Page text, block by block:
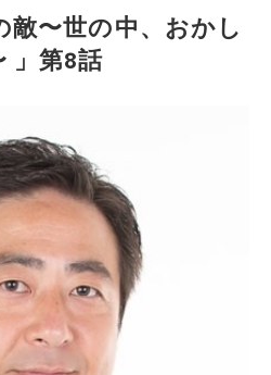
敵〜世の中、おかし
」第8話